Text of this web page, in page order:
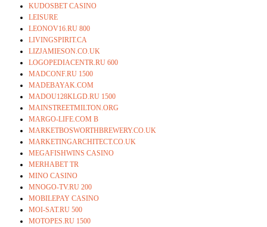
KUDOSBET CASINO
LEISURE
LEONOV16.RU 800
LIVINGSPIRIT.CA
LIZJAMIESON.CO.UK
LOGOPEDIACENTR.RU 600
MADCONF.RU 1500
MADEBAYAK.COM
MADOU128KLGD.RU 1500
MAINSTREETMILTON.ORG
MARGO-LIFE.COM B
MARKETBOSWORTHBREWERY.CO.UK
MARKETINGARCHITECT.CO.UK
MEGAFISHWINS CASINO
MERHABET TR
MINO CASINO
MNOGO-TV.RU 200
MOBILEPAY CASINO
MOI-SAT.RU 500
MOTOPES.RU 1500